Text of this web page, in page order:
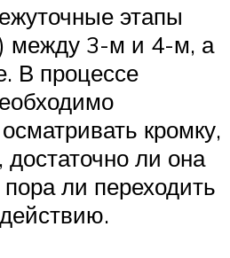
этапы
между 3-м и 4-м, а
В процессе
кромку,
ли она
ли переходить